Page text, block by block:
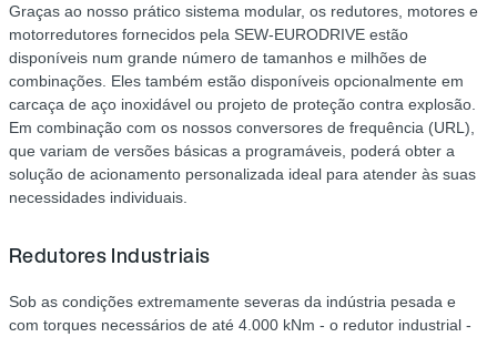
Graças ao nosso prático sistema modular, os redutores, motores e
motorredutores fornecidos pela SEW‑EURODRIVE estão
disponíveis num grande número de tamanhos e milhões de
combinações. Eles também estão disponíveis opcionalmente em
carcaça de aço inoxidável ou projeto de proteção contra explosão.
Em combinação com os nossos conversores de frequência (URL),
que variam de versões básicas a programáveis, poderá obter a
solução de acionamento personalizada ideal para atender às suas
necessidades individuais.
Redutores Industriais
Sob as condições extremamente severas da indústria pesada e
com torques necessários de até 4.000 kNm - o redutor industrial -